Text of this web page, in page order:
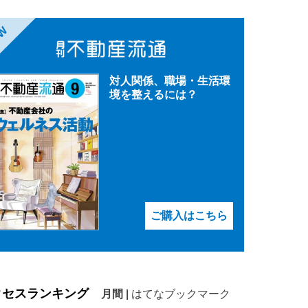
対人関係、職場・生活環
境を整えるには？
ご購入はこちら
セスランキング 月間 はてなブックマーク